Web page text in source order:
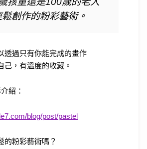
創作的粉彩藝術。
透過只有你能完成的畫作
己，有溫度的收藏。
紹：
blog/post/pastel
的粉彩藝術嗎？